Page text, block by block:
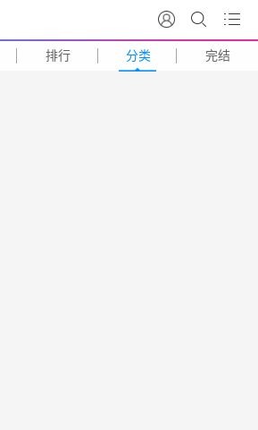
排行 分类 完结